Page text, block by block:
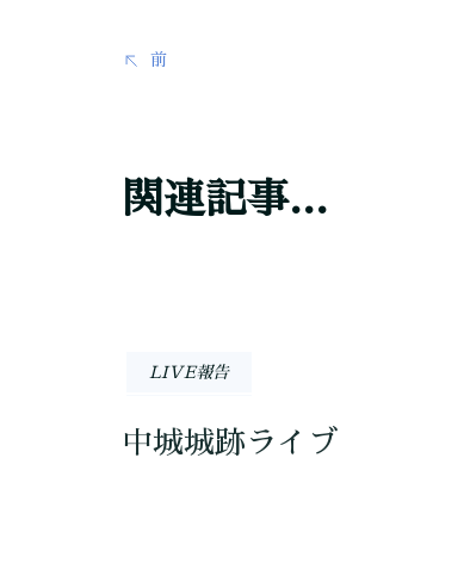
前
関連記事...
LIVE報告
中城城跡ライブ